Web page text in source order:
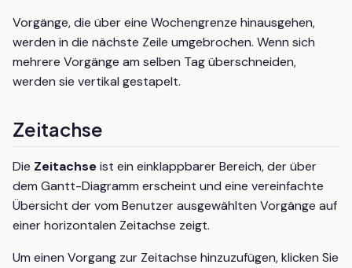
Vorgänge, die über eine Wochengrenze hinausgehen,
werden in die nächste Zeile umgebrochen. Wenn sich
mehrere Vorgänge am selben Tag überschneiden,
werden sie vertikal gestapelt.
Zeitachse
Die Zeitachseist ein einklappbarer Bereich, der über
dem Gantt-Diagramm erscheint und eine vereinfachte
Übersicht der vom Benutzer ausgewählten Vorgänge auf
einer horizontalen Zeitachse zeigt.
Um einen Vorgang zur Zeitachse hinzuzufügen, klicken Sie